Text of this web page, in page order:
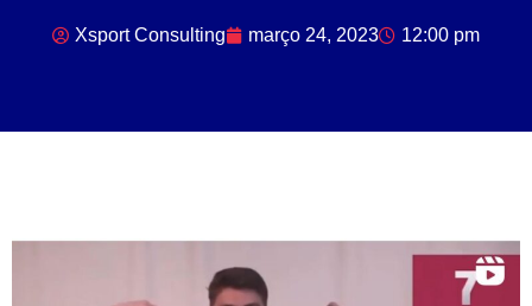
Xsport Consulting março 24, 2023 12:00 pm